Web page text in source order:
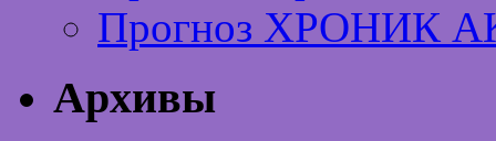
Прогноз ХРОНИК
Архивы